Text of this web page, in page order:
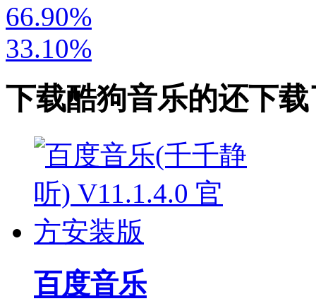
66.90%
33.10%
下载酷狗音乐的还下
百度音乐